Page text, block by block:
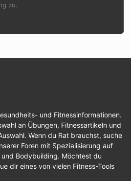
zu.
und Fitnessinformationen.
an Übungen, Fitnessartikeln und
Wenn du Rat brauchst, suche
Foren mit Spezialisierung auf
Bodybuilding. Möchtest du
dir eines von vielen Fitness-Tools